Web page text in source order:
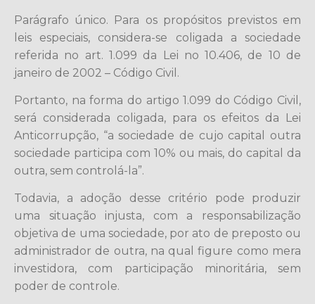
Parágrafo único. Para os propósitos previstos em
leis especiais, considera-se coligada a sociedade
referida no art. 1.099 da Lei no 10.406, de 10 de
janeiro de 2002 – Código Civil.
Portanto, na forma do artigo 1.099 do Código Civil,
será considerada coligada, para os efeitos da Lei
Anticorrupção, “a sociedade de cujo capital outra
sociedade participa com 10% ou mais, do capital da
outra, sem controlá-la”.
Todavia, a adoção desse critério pode produzir
uma situação injusta, com a responsabilização
objetiva de uma sociedade, por ato de preposto ou
administrador de outra, na qual figure como mera
investidora, com participação minoritária, sem
poder de controle.